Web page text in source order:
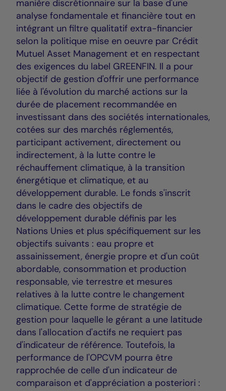
manière discrétionnaire sur la base d'une
analyse fondamentale et financière tout en
intégrant un filtre qualitatif extra-financier
selon la politique mise en oeuvre par Crédit
Mutuel Asset Management et en respectant
des exigences du label GREENFIN. Il a pour
objectif de gestion d'offrir une performance
liée à l'évolution du marché actions sur la
durée de placement recommandée en
investissant dans des sociétés internationales,
cotées sur des marchés réglementés,
participant activement, directement ou
indirectement, à la lutte contre le
réchauffement climatique, à la transition
énergétique et climatique, et au
développement durable. Le fonds s'inscrit
dans le cadre des objectifs de
développement durable définis par les
Nations Unies et plus spécifiquement sur les
objectifs suivants : eau propre et
assainissement, énergie propre et d'un coût
abordable, consommation et production
responsable, vie terrestre et mesures
relatives à la lutte contre le changement
climatique. Cette forme de stratégie de
gestion pour laquelle le gérant a une latitude
dans l'allocation d'actifs ne requiert pas
d'indicateur de référence. Toutefois, la
performance de l'OPCVM pourra être
rapprochée de celle d'un indicateur de
comparaison et d'appréciation a posteriori :